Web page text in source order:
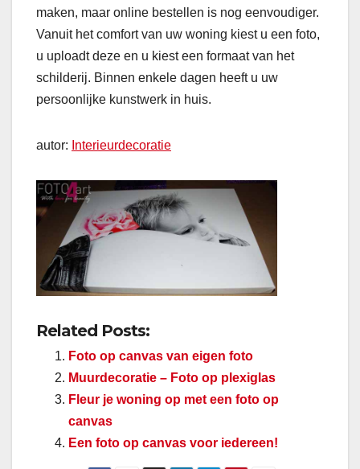
maken, maar online bestellen is nog eenvoudiger.
Vanuit het comfort van uw woning kiest u een foto,
u uploadt deze en u kiest een formaat van het
schilderij. Binnen enkele dagen heeft u uw
persoonlijke kunstwerk in huis.
autor: Interieurdecoratie
Related Posts:
Foto op canvas van eigen foto
Muurdecoratie – Foto op plexiglas
Fleur je woning op met een foto op
canvas
Een foto op canvas voor iedereen!